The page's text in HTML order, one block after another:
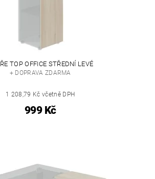
TOP OFFICE STŘEDNÍ LEVÉ
+ DOPRAVA ZDARMA
1 208,79 Kč včetně DPH
999 Kč